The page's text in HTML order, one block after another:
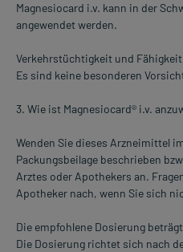
Magnesiocard i.v. kann in der
angewendet werden.
Verkehrstüchtigkeit und
Es sind keine besonderen
3. Wie ist Magnesiocard® i.v.
Wenden Sie dieses Arzneimittel
Packungsbeilage beschrieben
Arztes oder Apothekers an.
Apotheker nach, wenn Sie sich
Die empfohlene Dosierung
Die Dosierung richtet sich nach